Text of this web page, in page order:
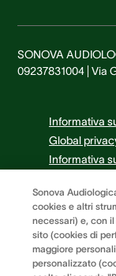
SONOVA
09237831004 | Via
Informativa
Global
Informativa
Preferenze
Sonova
cookies e altri
necessari) e, con
sito (cookies di
maggiore
personalizzato